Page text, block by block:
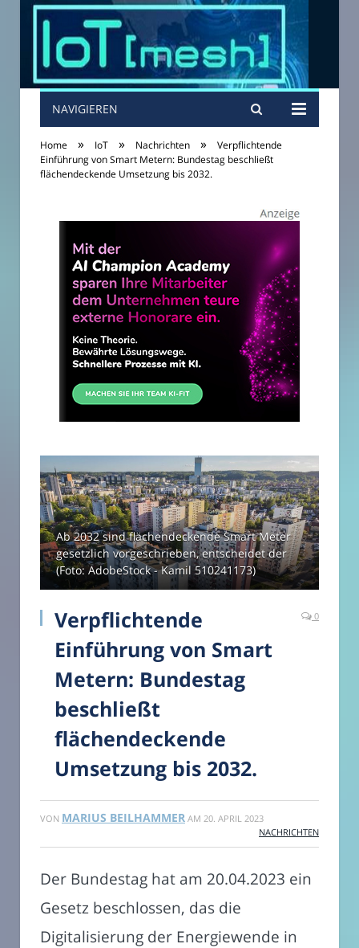
NAVIGIEREN
Home » IoT » Nachrichten »
Verpflichtende
Einführung von Smart Metern: Bundestag beschließt
flächendeckende Umsetzung bis 2032.
Ab 2032 sind flächendeckende Smart Meter
gesetzlich vorgeschrieben, entscheidet der
(Foto: AdobeStock - Kamil 510241173)
Verpflichtende
Einführung von Smart
Metern: Bundestag
beschließt
flächendeckende
Umsetzung bis 2032.
0
VON MARIUS BEILHAMMER AM 20. APRIL 2023
NACHRICHTEN
Der Bundestag hat am 20.04.2023 ein
Gesetz beschlossen, das die
Digitalisierung der Energiewende in